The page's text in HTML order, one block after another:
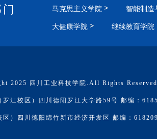
马克思主义学院
智能制造
大健康学院
继续教育学院
2025 四川工业科技学院.All Rights
罗江校区）四川德阳罗江大学路59号 邮编：
区）四川德阳绵竹新市经济开发区 邮编：